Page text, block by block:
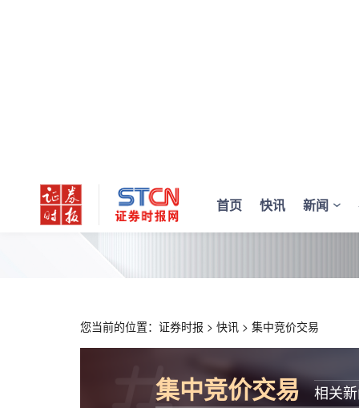
首页 快讯 新闻
您当前的位置： 证券时报 > 快讯 > 集中竞价交易
集中竞价交易 相关